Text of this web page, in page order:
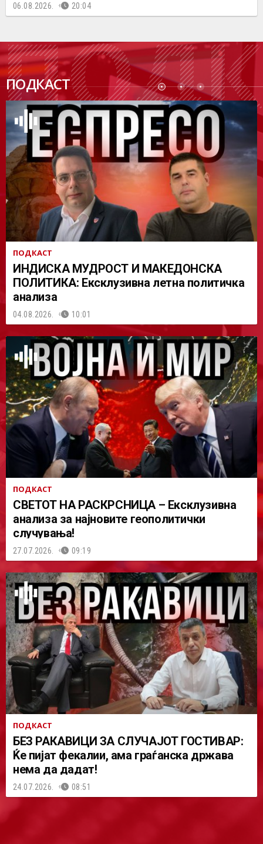
06.08.2026. 20:04
ПОДКАСТ
ПОДК
АСТ
ПОДКАСТ
ИНДИСКА МУДРОСТ И МАКЕДОНСКА
ПОЛИТИКА: Ексклузивна летна политичка
анализа
04.08.2026. 10:01
ПОДКАСТ
СВЕТОТ НА РАСКРСНИЦА – Ексклузивна
анализа за најновите геополитички
случувања!
27.07.2026. 09:19
ПОДКАСТ
БЕЗ РАКАВИЦИ ЗА СЛУЧАЈОТ ГОСТИВАР:
Ќе пијат фекалии, ама граѓанска држава
нема да дадат!
24.07.2026. 08:51